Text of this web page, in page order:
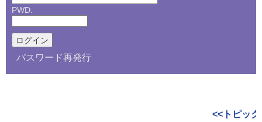
PWD:
パスワード再発行
<<トピッ